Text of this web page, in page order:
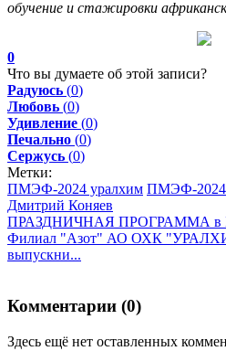
обучение и стажировки
0
Что вы думаете об этой записи?
Радуюсь (0)
Любовь (0)
Удивление (0)
Печально (0)
Сержусь (0)
Метки:
ПМЭФ-2024 уралхим ПМЭФ-2024
Дмитрий Коняев
ПРАЗДНИЧНАЯ ПРОГРАММА в
Филиал "Азот" АО ОХК
выпускни...
Комментарии (0)
Здесь ещё нет оставленных